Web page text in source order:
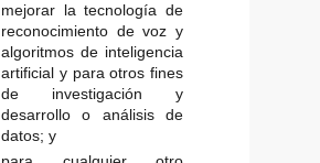
mejorar la tecnología de
reconocimiento de voz y
algoritmos de inteligencia
artificial y para otros fines
de investigación y
desarrollo o análisis de
datos; y